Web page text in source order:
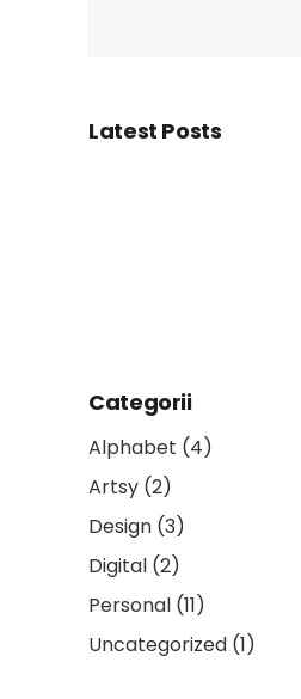
Latest Posts
Categorii
Alphabet (4)
Artsy (2)
Design (3)
Digital (2)
Personal (11)
Uncategorized (1)